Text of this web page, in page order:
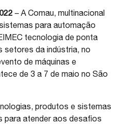
– A Comau, multinacional
para automação
tecnologia de ponta
setores da indústria, no
de máquinas e
de 3 a 7 de maio no São
produtos e sistemas
atender aos desafios